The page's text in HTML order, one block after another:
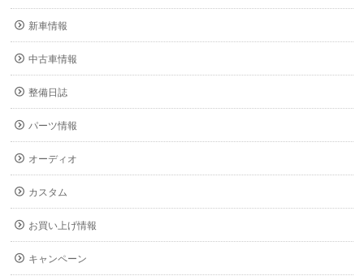
新車情報
中古車情報
整備日誌
パーツ情報
オーディオ
カスタム
お買い上げ情報
キャンペーン